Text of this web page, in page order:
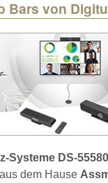
Bars von
Systeme DS-
aus dem Hause